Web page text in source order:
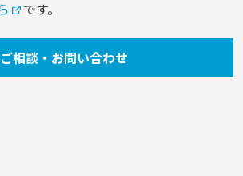
です。
ご相談・お問い合わせ